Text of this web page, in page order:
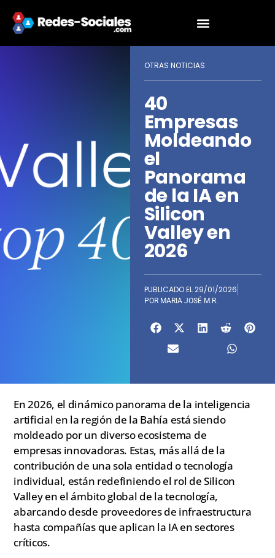
OTRAS NOTICIAS
40
Empresas
Moldeando
el
Panorama
de la IA en
Silicon
Valley en
2026
PUBLICADO EL29/01/2026
POR MARIA JOSÉ M.R.
En 2026, el dinámico panorama de la inteligencia
artificial en la región de la Bahía está siendo
moldeado por un diverso ecosistema de
empresas innovadoras. Estas, más allá de la
contribución de una sola entidad o tecnología
individual, están redefiniendo el rol de Silicon
Valley en el ámbito global de la tecnología,
abarcando desde proveedores de infraestructura
hasta compañías que aplican la IA en sectores
críticos.